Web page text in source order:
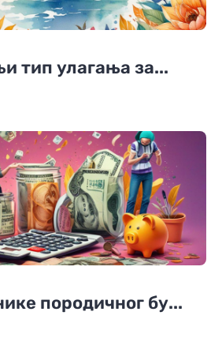
тип улагања за...
породичног бу...